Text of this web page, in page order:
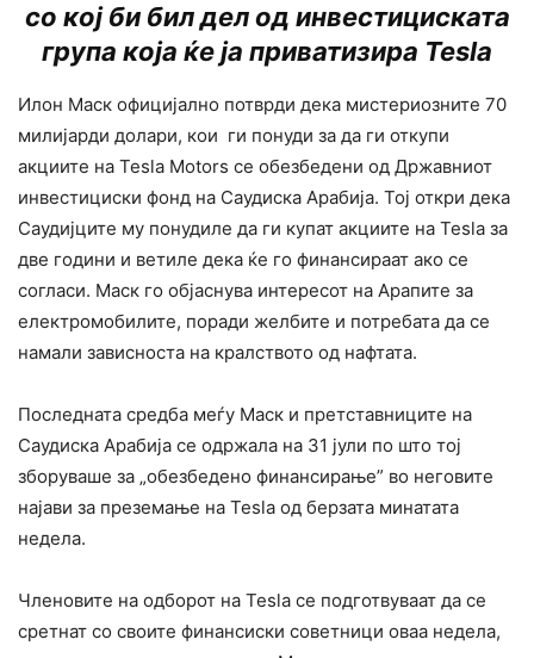
со кој би бил дел од инвестициската
група која ќе ја приватизира Tesla
Илон Маск официјално потврди дека мистериозните 70
милијарди долари, кои ги понуди за да ги откупи
акциите на Tesla Motors се обезбедени од Државниот
инвестициски фонд на Саудиска Арабија. Тој откри дека
Саудијците му понудиле да ги купат акциите на Tesla за
две години и ветиле дека ќе го финансираат ако се
согласи. Маск го објаснува интересот на Арапите за
електромобилите, поради желбите и потребата да се
намали зависноста на кралството од нафтата.
Последната средба меѓу Маск и претставниците на
Саудиска Арабија се одржала на 31 јули по што тој
зборуваше за „обезбедено финансирање” во неговите
најави за преземање на Tesla од берзата минатата
недела.
Членовите на одборот на Tesla се подготвуваат да се
сретнат со своите финансиски советници оваа недела,